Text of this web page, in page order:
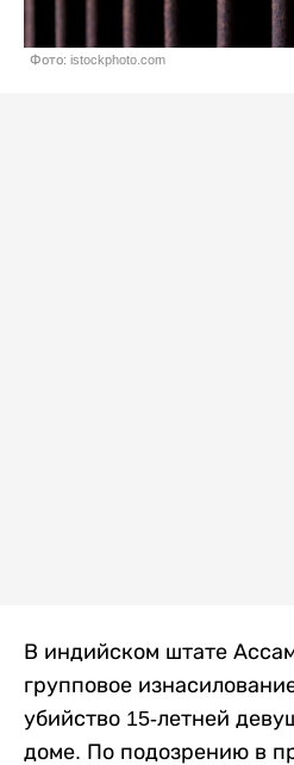
Фото: istockphoto.com
В индийском штате
групповое
убийство 15-летней
доме. По подозрению в